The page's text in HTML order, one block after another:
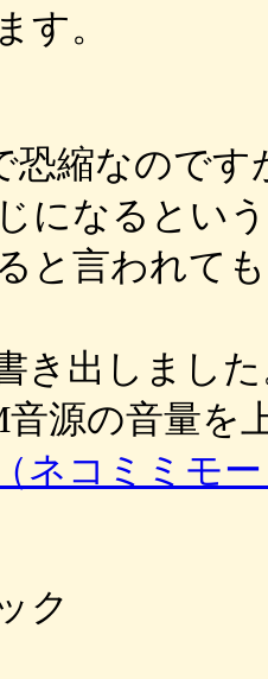
す。
恐縮なので
になるとい
と言われて
き出しまし
音源の音量を
ネコミミモ
ク